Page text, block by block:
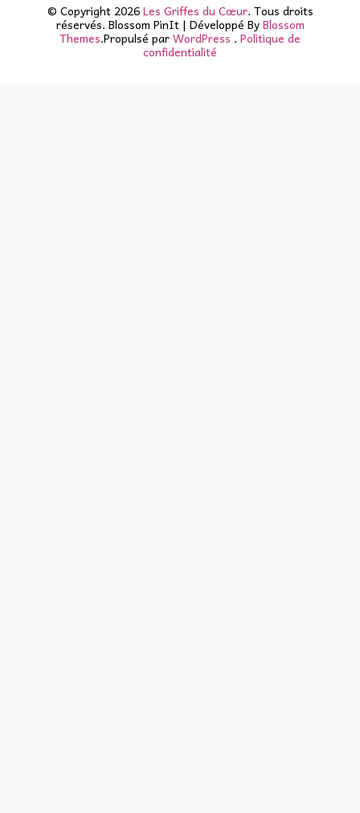
© Copyright 2026Les Griffes du Cœur. Tous droits
réservés. Blossom PinIt | Développé ByBlossom
Themes.Propulsé parWordPress . Politique de
confidentialité